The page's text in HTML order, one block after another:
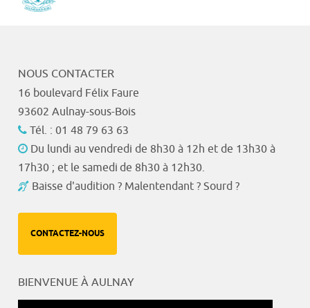
NOUS CONTACTER
16 boulevard Félix Faure
93602 Aulnay-sous-Bois
Tél. : 01 48 79 63 63
Du lundi au vendredi de 8h30 à 12h et de 13h30 à
17h30 ; et le samedi de 8h30 à 12h30.
Baisse d'audition ? Malentendant ? Sourd ?
CONTACTEZ-NOUS
BIENVENUE À AULNAY